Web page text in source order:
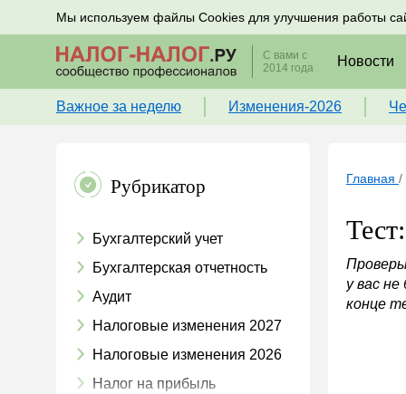
Мы используем файлы Cookies для улучшения работы
Подписывайтесь на новости по налогам, учету и
С вами с
2014 года
Новости
Важное за неделю Изменения-2026
Рубрикатор
Бухгалтерский учет
Бухгалтерская отчетность
Аудит
Налоговые изменения 2027
Налоговые изменения 2026
Налог на прибыль
Главная /
у вас
конце